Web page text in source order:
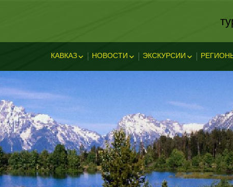
КАВКАЗ
ДОСТОПРИМЕЧАТЕЛЬНОСТ
КАВКАЗСКИЕ
НОВОСТИ ЭКСКУРСИИ
КУБАНЬ